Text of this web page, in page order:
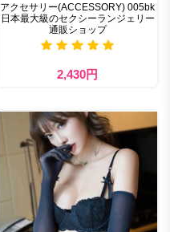
アクセサリー(ACCESSORY) 005bk
日本最大級のセクシーランジェリー
通販ショップ
2,430円